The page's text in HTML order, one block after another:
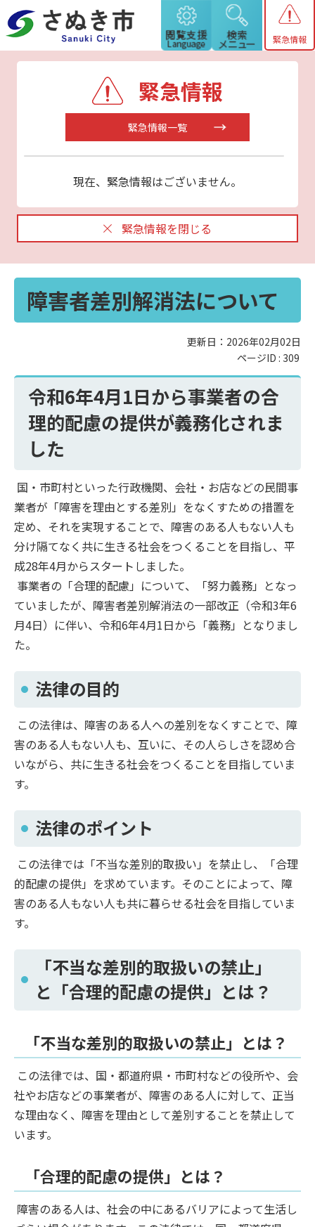
緊急情報
緊急情報
緊急情報一覧
現在、緊急情報はございません。
緊急情報を閉じる
障害者差別解消法について
更新日：2026年02月02日
ページID : 309
令和6年4月1日から事業者の合
理的配慮の提供が義務化されま
した
国・市町村といった行政機関、会社・お店などの民間事
業者が「障害を理由とする差別」をなくすための措置を
定め、それを実現することで、障害のある人もない人も
分け隔てなく共に生きる社会をつくることを目指し、平
成28年4月からスタートしました。
事業者の「合理的配慮」について、「努力義務」となっ
ていましたが、障害者差別解消法の一部改正（令和3年6
月4日）に伴い、令和6年4月1日から「義務」となりまし
た。
法律の目的
この法律は、障害のある人への差別をなくすことで、障
害のある人もない人も、互いに、その人らしさを認め合
いながら、共に生きる社会をつくることを目指していま
す。
法律のポイント
この法律では「不当な差別的取扱い」を禁止し、「合理
的配慮の提供」を求めています。そのことによって、障
害のある人もない人も共に暮らせる社会を目指していま
す。
「不当な差別的取扱いの禁止」
と「合理的配慮の提供」とは？
「不当な差別的取扱いの禁止」とは？
この法律では、国・都道府県・市町村などの役所や、会
社やお店などの事業者が、障害のある人に対して、正当
な理由なく、障害を理由として差別することを禁止して
います。
「合理的配慮の提供」とは？
障害のある人は、社会の中にあるバリアによって生活し